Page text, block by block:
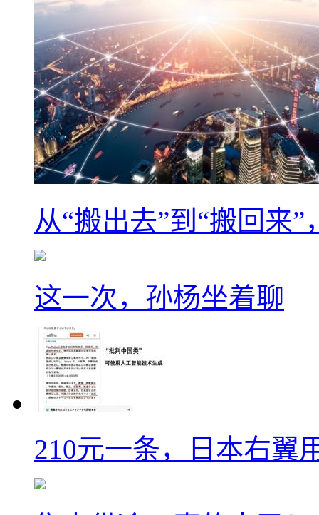
从“搬出去”到“搬回来
这一次，孙杨坐着聊
210元一条，日本右翼